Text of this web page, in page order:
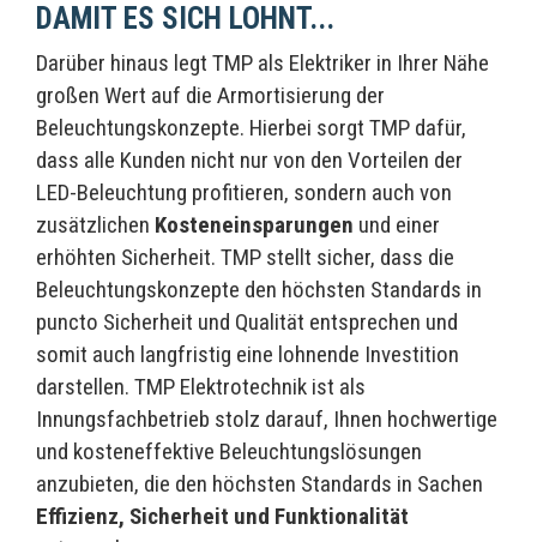
DAMIT ES SICH LOHNT...
Darüber hinaus legt TMP als Elektriker in Ihrer Nähe
großen Wert auf die Armortisierung der
Beleuchtungskonzepte. Hierbei sorgt TMP dafür,
dass alle Kunden nicht nur von den Vorteilen der
LED-Beleuchtung profitieren, sondern auch von
zusätzlichen Kosteneinsparungen und einer
erhöhten Sicherheit. TMP stellt sicher, dass die
Beleuchtungskonzepte den höchsten Standards in
puncto Sicherheit und Qualität entsprechen und
somit auch langfristig eine lohnende Investition
darstellen. TMP Elektrotechnik ist als
Innungsfachbetrieb stolz darauf, Ihnen hochwertige
und kosteneffektive Beleuchtungslösungen
anzubieten, die den höchsten Standards in Sachen
Effizienz, Sicherheit und Funktionalität